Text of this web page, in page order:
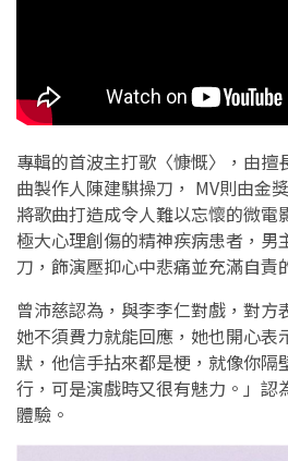
專輯的首波主打歌〈慷慨〉，由擅
曲製作人陳建騏操刀， MV則由金
將歌曲打造成令人難以忘懷的微電
極大心理創傷的精神疾病患者，男
刀，飾演壓抑心中悲痛並充滿自責
曾沛慈認為，與李李仁對戲，對
她不須費力就能回應，她也開心表
默，他信手拈來都是梗，就像你隔
行，可是演戲時又很有魅力。」認
體驗。